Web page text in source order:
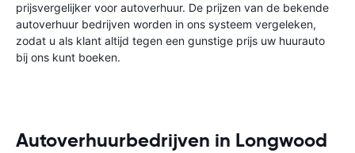
prijsvergelijker voor autoverhuur. De prijzen van de bekende
autoverhuur bedrijven worden in ons systeem vergeleken,
zodat u als klant altijd tegen een gunstige prijs uw huurauto
bij ons kunt boeken.
Autoverhuurbedrijven in Longwood